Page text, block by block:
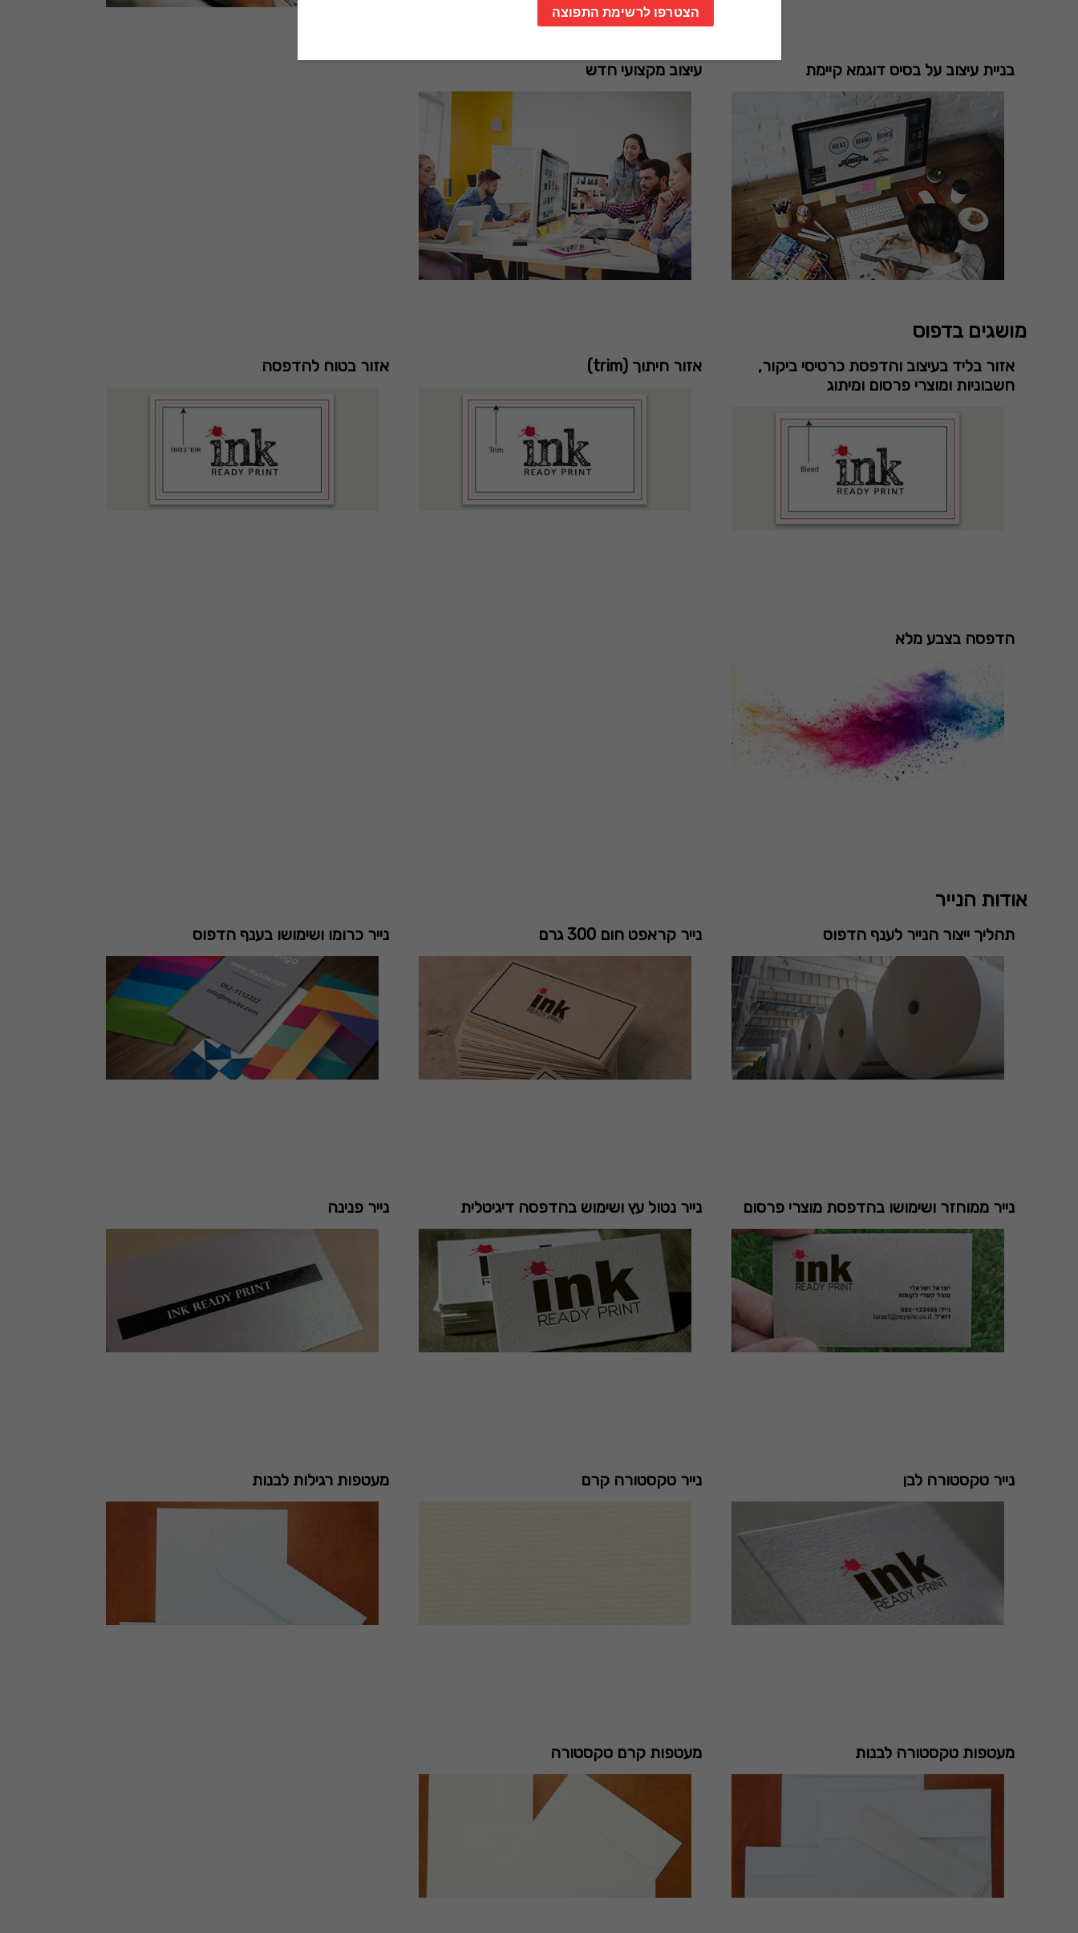
בניית עיצוב על בסיס דוגמא קיימת עיצוב מקצועי חדש
מושגים בדפוס
אזור בליד בעיצוב והדפסת כרטיסי ביקור,
חשבוניות ומוצרי פרסום ומיתוג
אזור חיתוך (trim) אזור בטוח להדפסה
הדפסה בצבע מלא
אודות הנייר
תהליך ייצור הנייר לענף הדפוס נייר קראפט חום 300 גרם נייר כרומו ושימושו בענף הדפוס
נייר ממוחזר ושימושו בהדפסת מוצרי פרסום נייר נטול עץ ושימוש בהדפסה דיגיטלית נייר פנינה
נייר טקסטורה לבן נייר טקסטורה קרם מעטפות רגילות לבנות
מעטפות טקסטורה לבנות מעטפות קרם טקסטורה